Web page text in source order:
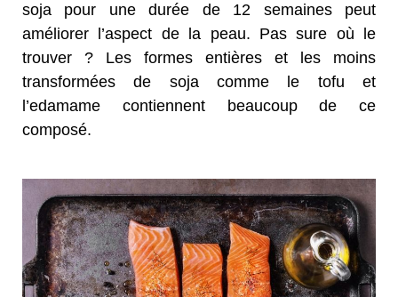
soja pour une durée de 12 semaines peut
améliorer l’aspect de la peau. Pas sure où le
trouver ? Les formes entières et les moins
transformées de soja comme le tofu et
l’edamame contiennent beaucoup de ce
composé.